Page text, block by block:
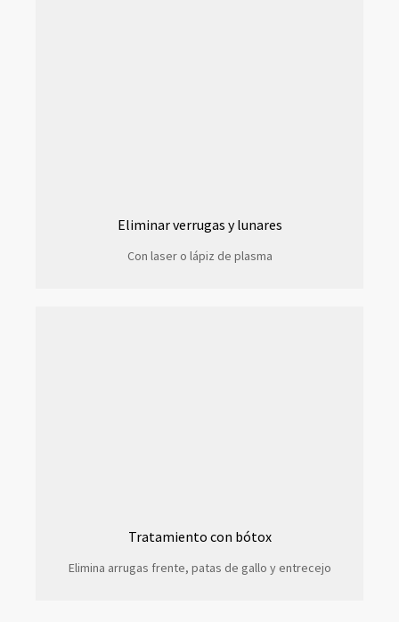
Eliminar verrugas y lunares
Con laser o lápiz de plasma
Tratamiento con bótox
Elimina arrugas frente, patas de gallo y entrecejo